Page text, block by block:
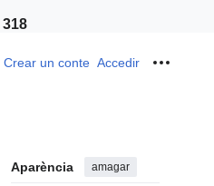
318
Crear un conte Accedir
Aparència amagar